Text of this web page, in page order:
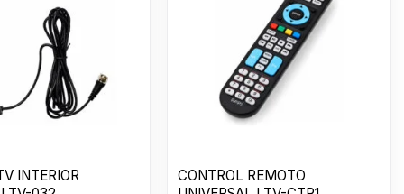
INTERIOR
CONTROL REMOTO